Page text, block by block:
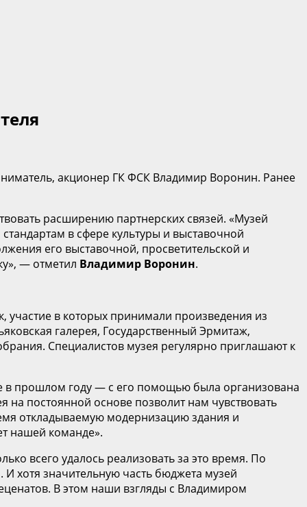
акционер ГК ФСК Владимир Воронин. Ранее
расширению партнерских связей. «Музей
в сфере культуры и выставочной
его выставочной, просветительской и
— отметил Владимир Воронин.
участие в которых принимали произведения из
галерея, Государственный Эрмитаж,
Специалистов музея регулярно приглашают к
в прошлом году — с его помощью была организована
на постоянной основе позволит нам чувствовать
откладываемую модернизацию здания и
нашей команде».
всего удалось реализовать за это время. По
хотя значительную часть бюджета музей
В этом наши взгляды с Владимиром